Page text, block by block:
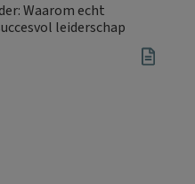
Waarom echt
leiderschap